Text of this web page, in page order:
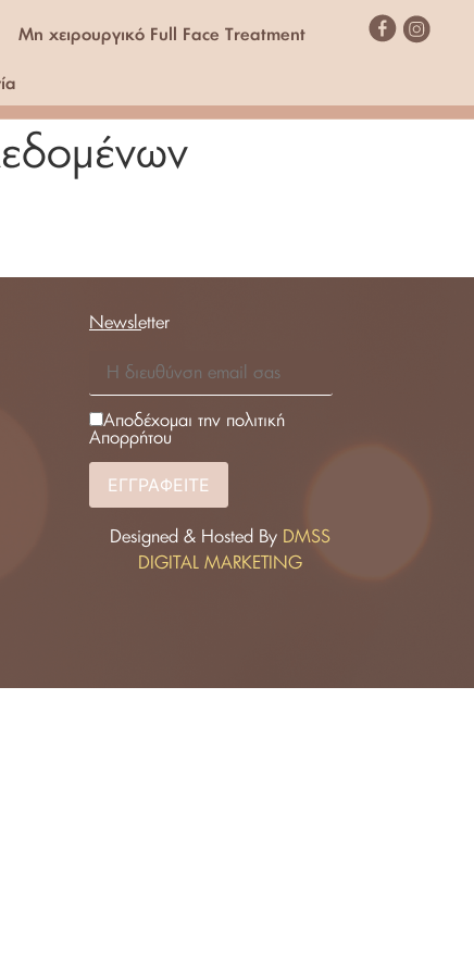
Μη χειρουργικό Full Face Treatment
Newsletter
Αποδέχομαι την πολιτική
Απορρήτου
Designed & Hosted By DMSS
DIGITAL MARKETING